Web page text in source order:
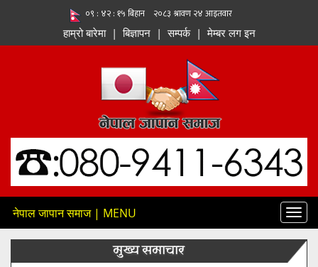
हाम्रो बारेमा | बिज्ञापन | सम्पर्क | मेम्बर लग इन
नेपाल जापान समाज | MENU
मुख्य समाचार